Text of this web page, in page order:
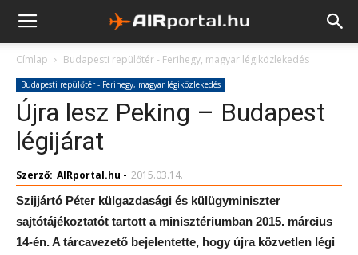
Címlap Budapesti repülőtér - Ferihegy, magyar légiközlekedés
Budapesti repülőtér - Ferihegy, magyar légiközlekedés
Újra lesz Peking – Budapest
légijárat
Szerző: AIRportal.hu - 2015.03.14.
Szijjártó Péter külgazdasági és külügyminiszter
sajtótájékoztatót tartott a minisztériumban 2015. március
14-én. A tárcavezető bejelentette, hogy újra közvetlen légi